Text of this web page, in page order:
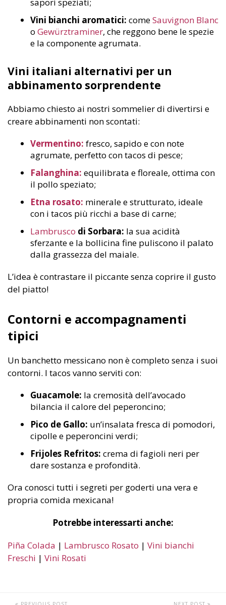
Vini bianchi aromatici: comeSauvignon Blanc
o Gewürztraminer, che reggono bene le spezie
e la componente agrumata.
Vini italiani alternativi per un
abbinamento sorprendente
Abbiamo chiesto ai nostri sommelier di divertirsi e
creare abbinamenti non scontati:
Vermentino: fresco, sapido e con note
agrumate, perfetto con tacos di pesce;
Falanghina: equilibrata e floreale, ottima con
il pollo speziato;
Etna rosato: minerale e strutturato, ideale
con i tacos più ricchi a base di carne;
Lambrusco di Sorbara: la sua acidità
sferzante e la bollicina fine puliscono il palato
dalla grassezza del maiale.
L’idea è contrastare il piccante senza coprire il gusto
del piatto!
Contorni e accompagnamenti
tipici
Un banchetto messicano non è completo senza i suoi
contorni. I tacos vanno serviti con:
Guacamole: la cremosità dell’avocado
bilancia il calore del peperoncino;
Pico de Gallo: un’insalata fresca di pomodori,
cipolle e peperoncini verdi;
Frijoles Refritos: crema di fagioli neri per
dare sostanza e profondità.
Ora conosci tutti i segreti per goderti una vera e
propria comida mexicana!
Potrebbe interessarti anche:
Piña Colada | Lambrusco Rosato | Vini bianchi
Freschi | Vini Rosati